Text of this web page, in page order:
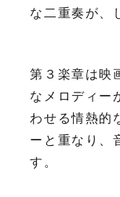
な二重奏が、
第３楽章は映
なメロディー
わせる情熱的
ーと重なり、
す。